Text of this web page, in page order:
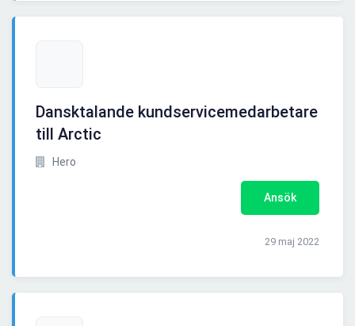
Dansktalande kundservicemedarbetare
till Arctic
Hero
Ansök
29 maj 2022